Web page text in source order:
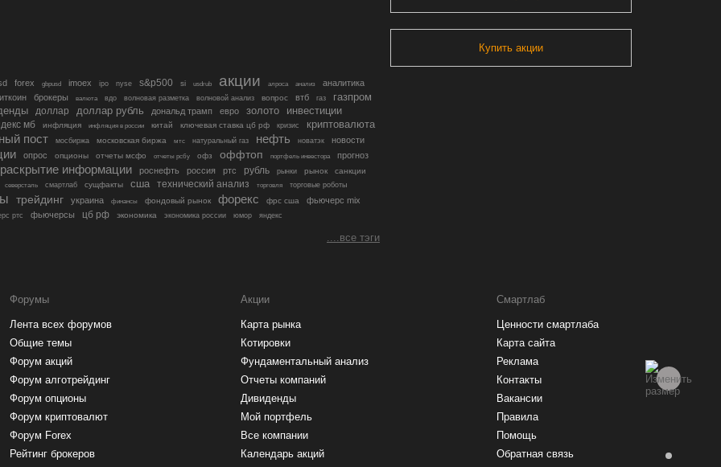
Купить акции
forex gbpusd imoex ipo nyse s&p500 si usdrub акции алроса анализ аналитика
брокеры валюта вдо волновая разметка волновой анализ вопрос втб газ газпром
доллар доллар рубль дональд трамп евро золото инвестиции
мб инфляция инфляция в россии китай ключевая ставка цб рф кризис криптовалюта
пост мосбиржа московская биржа мтс натуральный газ нефть новатэк новости
опрос опционы отчеты мсфо отчеты рсбу офз оффтоп портфель инвестора
прогноз
раскрытие информации роснефть россия ртс рубль рынки рынок санкции
северсталь смартлаб сущфакты сша технический анализ торговля торговые роботы
трейдинг украина финансы фондовый рынок форекс фрс сша фьючерс mix
ртс фьючерсы цб рф экономика экономика россии юмор яндекс
....все тэги
Форумы
Лента всех форумов
Общие темы
Форум акций
Форум алготрейдинг
Форум опционы
Форум криптовалют
Форум Forex
Рейтинг брокеров
Акции
Карта рынка
Котировки
Фундаментальный анализ
Отчеты компаний
Дивиденды
Мой портфель
Все компании
Календарь акций
Смартлаб
Ценности смартлаба
Карта сайта
Реклама
Контакты
Вакансии
Правила
Помощь
Обратная связь